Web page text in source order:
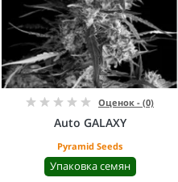
Оценок - (0)
Auto GALAXY
Pyramid Seeds
Упаковка семян